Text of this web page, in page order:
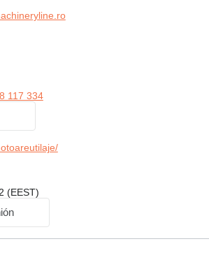
117 334
(EEST)